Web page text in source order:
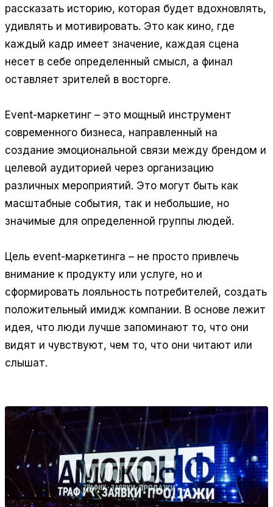
рассказать историю, которая будет вдохновлять,
удивлять и мотивировать. Это как кино, где
каждый кадр имеет значение, каждая сцена
несет в себе определенный смысл, а финал
оставляет зрителей в восторге.
Event-маркетинг – это мощный инструмент
современного бизнеса, направленный на
создание эмоциональной связи между брендом и
целевой аудиторией через организацию
различных мероприятий. Это могут быть как
масштабные события, так и небольшие, но
значимые для определенной группы людей.
Цель event-маркетинга – не просто привлечь
внимание к продукту или услуге, но и
сформировать лояльность потребителей, создать
положительный имидж компании. В основе лежит
идея, что люди лучше запоминают то, что они
видят и чувствуют, чем то, что они читают или
слышат.